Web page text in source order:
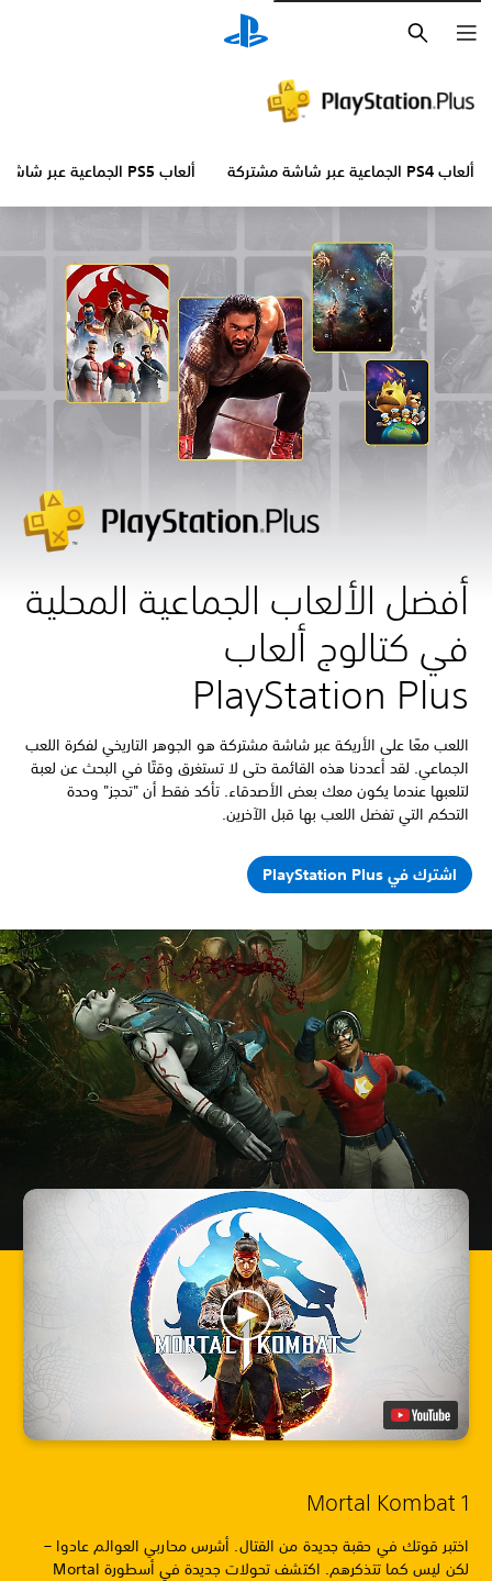
ألعاب PS4 الجماعية عبر شاشة مشتركة ألعاب PS5 الجماعية عبر شاشة مشتركة
أفضل الألعاب الجماعية المحلية
في كتالوج ألعاب
PlayStation Plus
اللعب معًا على الأريكة عبر شاشة مشتركة هو الجوهر التاريخي لفكرة اللعب
الجماعي. لقد أعددنا هذه القائمة حتى لا تستغرق وقتًا في البحث عن لعبة
لتلعبها عندما يكون معك بعض الأصدقاء. تأكد فقط أن "تحجز" وحدة
التحكم التي تفضل اللعب بها قبل الآخرين.
اشترك في PlayStation Plus
Mortal Kombat 1
اختبر قوتك في حقبة جديدة من القتال. أشرس محاربي العوالم عادوا –
لكن ليس كما تتذكرهم. اكتشف تحولات جديدة في أسطورة Mortal